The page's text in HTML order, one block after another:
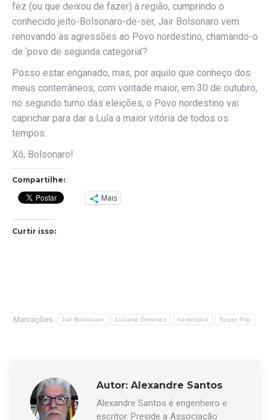
fez (ou que deixou de fazer) à região, cumprindo o
conhecido jeito-Bolsonaro-de-ser, Jair Bolsonaro vem
renovando as agressões ao Povo nordestino, chamando-o
de ‘povo de segunda categoria’?
Posso estar enganado, mas, por aquilo que conheço dos
meus conterrâneos, com vontade maior, em 30 de outubro,
no segundo turno das eleições, o Povo nordestino vai
caprichar para dar a Lula a maior vitória de todos os
tempos.
Xô, Bolsonaro!
Compartilhe:
Mais
Curtir isso:
Marcações: Jair Bolsonaro Luciana Gimenez nordestino Super Pop
Autor: Alexandre Santos
Alexandre Santos é engenheiro e
escritor. Preside a Associação